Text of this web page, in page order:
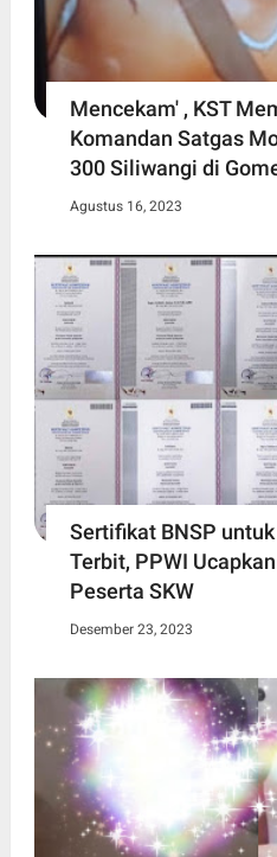
Mencekam' , KST
Komandan Satgas
300 Siliwangi di
Agustus 16, 2023
Sertifikat BNSP
Terbit, PPWI
Peserta SKW
Desember 23, 2023